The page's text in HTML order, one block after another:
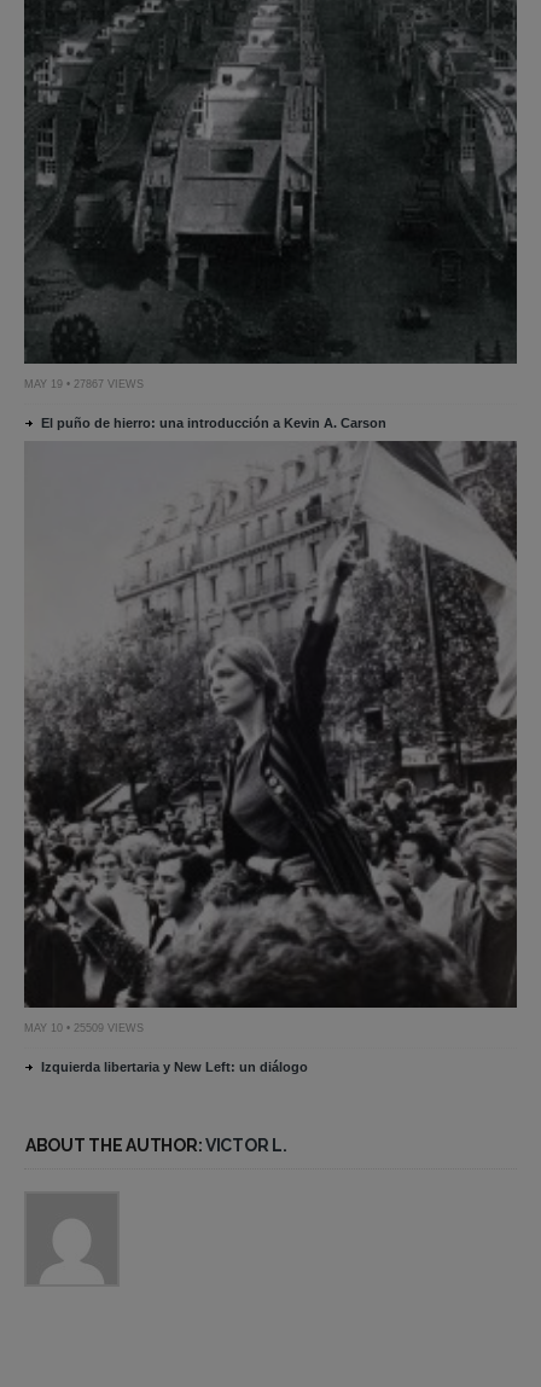
MAY 19 • 27867 VIEWS
El puño de hierro: una introducción a Kevin A. Carson
MAY 10 • 25509 VIEWS
Izquierda libertaria y New Left: un diálogo
ABOUT THE AUTHOR:VICTOR L.